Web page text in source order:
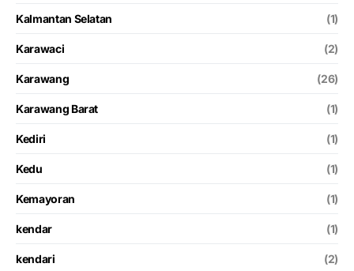
Kalmantan Selatan (1)
Karawaci (2)
Karawang (26)
Karawang Barat (1)
Kediri (1)
Kedu (1)
Kemayoran (1)
kendar (1)
kendari (2)